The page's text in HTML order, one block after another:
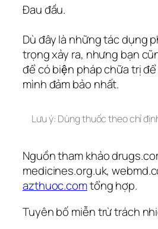
Đau đầu.
Dù đây là những tác dụng
trọng xảy ra, nhưng bạn
để có biện pháp chữa trị
mình đảm bảo nhất.
Lưu ý: Dùng thuốc theo chỉ
Nguồn tham khảo
medicines.org.uk,
azthuoc.comtổng hợp.
Tuyên bố miễn trừ trách